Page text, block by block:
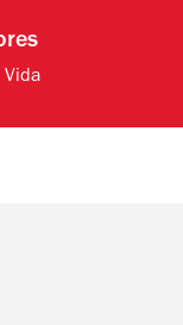
Vida